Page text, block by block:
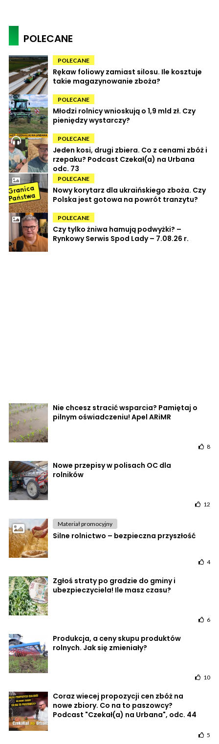
POLECANE
POLECANE
Rękaw foliowy zamiast silosu. Ile kosztuje
takie magazynowanie zboża?
POLECANE
Młodzi rolnicy wnioskują o 1,9 mld zł. Czy
pieniędzy wystarczy?
POLECANE
Jeden kosi, drugi zbiera. Co z cenami zbóż i
rzepaku? Podcast Czekał(a) na Urbana
odc. 73
POLECANE
Nowy korytarz dla ukraińskiego zboża. Czy
Polska jest gotowa na powrót tranzytu?
POLECANE
Czy tylko żniwa hamują podwyżki? –
Rynkowy Serwis Spod Lady – 7.08.26 r.
Nie chcesz stracić wsparcia? Pamiętaj o
pilnym oświadczeniu! Apel ARiMR
8
Nowe przepisy w polisach OC dla
rolników
12
Materiał promocyjny
Silne rolnictwo – bezpieczna przyszłość
4
Zgłoś straty po gradzie do gminy i
ubezpieczyciela! Ile masz czasu?
6
Produkcja, a ceny skupu produktów
rolnych. Jak się zmieniały?
10
Coraz wiecej propozycji cen zbóż na
nowe zbiory. Co na to paszowcy?
Podcast "Czekał(a) na Urbana", odc. 44
5